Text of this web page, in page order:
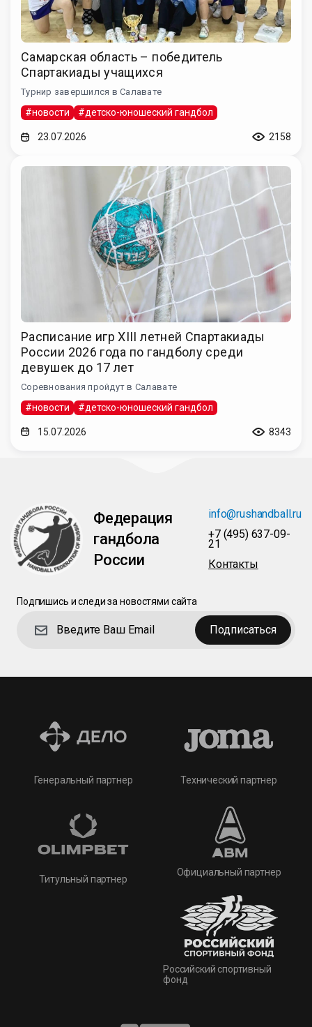
Самарская область – победитель
Спартакиады учащихся
Турнир завершился в Салавате
#новости #детско-юношеский гандбол
23.07.2026 2158
Расписание игр XIII летней Спартакиады
России 2026 года по гандболу среди
девушек до 17 лет
Соревнования пройдут в Салавате
#новости #детско-юношеский гандбол
15.07.2026 8343
Федерация
гандбола
России
info@rushandball.ru
+7 (495) 637-09-
21
Контакты
Подпишись и следи за новостями сайта
Подписаться
Генеральный партнер
Титульный партнер
Технический партнер
Официальный партнер
Российский спортивный
фонд